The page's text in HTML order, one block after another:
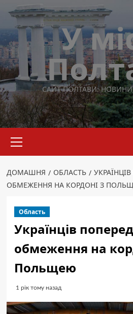
Перейти
вмісту
У
САЙТ ПОЛТАВИ:
меню
ДОМАШНЯ ОБЛАСТЬ
ОБМЕЖЕННЯ НА КОРДОНІ З
Область
Українців
обмеження на
Польщею
1 рік тому назад